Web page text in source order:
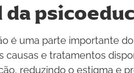
da
é uma parte importante
causas e tratamentos
reduzindo o estigma e